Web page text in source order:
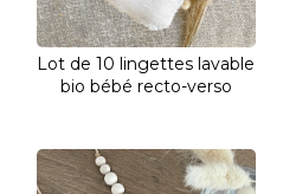
Lot de 10 lingettes lavable
bio bébé recto-verso